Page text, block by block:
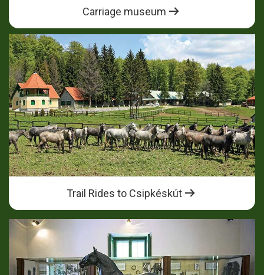
Carriage museum
Trail Rides to Csipkéskút